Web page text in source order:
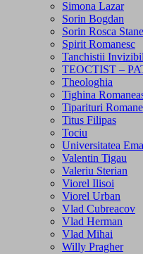
Simona Lazar
Sorin Bogdan
Sorin Rosca
Spirit Romanesc
Tanchistii
TEOCTIST –
Theologhia
Tighina
Tiparituri
Titus Filipas
Tociu
Universitatea
Valentin Tigau
Valeriu Sterian
Viorel Ilisoi
Viorel Urban
Vlad Cubreacov
Vlad Herman
Vlad Mihai
Willy Pragher